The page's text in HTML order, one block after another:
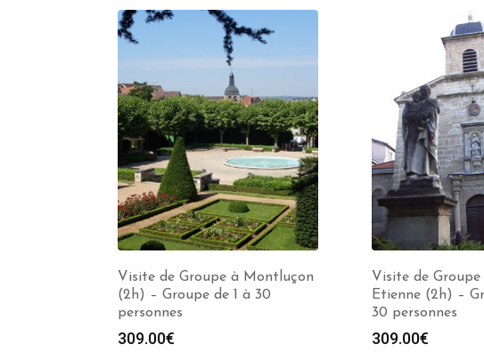
Visite de Groupe à Montluçon
(2h) – Groupe de 1 à 30
personnes
309.00€
Visite de
Etienne (2h) –
30 personnes
309.00€